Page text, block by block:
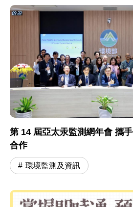
第 14 屆亞太汞監測網年會 攜
合作
環境監測及資訊